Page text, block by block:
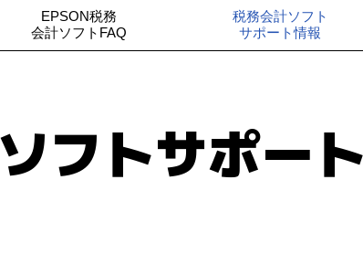
EPSON税務
会計ソフトFAQ
税務会計ソフト
サポート情報
フトサポー